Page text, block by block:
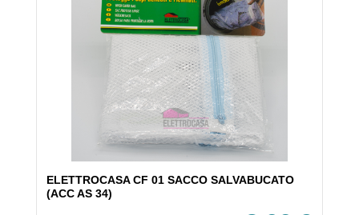
ELETTROCASA CF 01 SACCO SALVABUCATO
(ACC AS 34)